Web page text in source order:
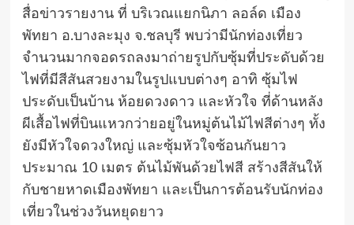
สื่อข่าวรายงาน ที่ บริเวณแยกนิภา ลอล์ด เมือง
พัทยา อ.บางละมุง จ.ชลบุรี พบว่ามีนักท่องเที่ยว
จำนวนมากจอดรถลงมาถ่ายรูปกับซุ้มที่ประดับด้วย
ไฟที่มีสีสันสวยงามในรูปแบบต่างๆ อาทิ ซุ้มไฟ
ประดับเป็นบ้าน ห้อยดวงดาว และหัวใจ ที่ด้านหลัง
ผีเสื้อไฟที่บินแหวกว่ายอยู่ในหมู่ต้นไม้ไฟสีต่างๆ ทั้ง
ยังมีหัวใจดวงใหญ่ และซุ้มหัวใจซ้อนกันยาว
ประมาณ 10 เมตร ต้นไม้พันด้วยไฟสี สร้างสีสันให้
กับชายหาดเมืองพัทยา และเป็นการต้อนรับนักท่อง
เที่ยวในช่วงวันหยุดยาว